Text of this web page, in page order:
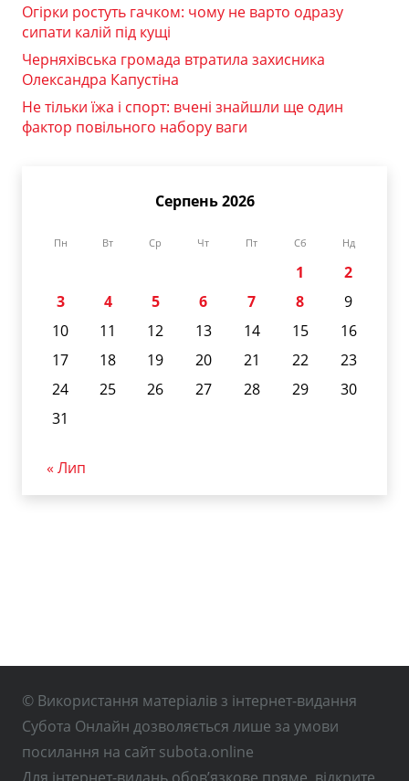
Огірки ростуть гачком: чому не варто одразу
сипати калій під кущі
Черняхівська громада втратила захисника
Олександра Капустіна
Не тільки їжа і спорт: вчені знайшли ще один
фактор повільного набору ваги
Серпень 2026
Пн Вт Ср Чт Пт Сб Нд
1
2
3
4 5 6 7 8
9
10
11 12 13 14 15
16
17
18 19 20 21 22
23
24
25 26 27 28 29
30
31
« Лип
© Використання матеріалів з інтернет-видання
Субота Онлайн дозволяється лише за умови
посилання на сайт subota.online